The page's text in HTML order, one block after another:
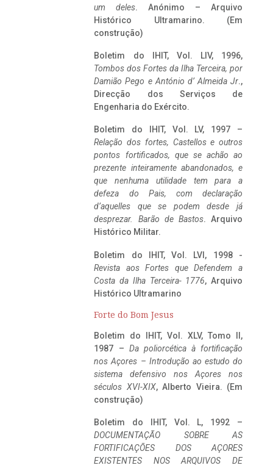
um deles. Anónimo – Arquivo
Histórico Ultramarino. (Em
construção)
Boletim do IHIT, Vol. LIV, 1996,
Tombos dos Fortes da Ilha Terceira, por
Damião Pego e António d’ Almeida Jr.,
Direcção dos Serviços de
Engenharia do Exército.
Boletim do IHIT, Vol. LV, 1997 –
Relação dos fortes, Castellos e outros
pontos fortificados, que se achão ao
prezente inteiramente abandonados, e
que nenhuma utilidade tem para a
defeza do Pais, com declaração
d’aquelles que se podem desde já
desprezar. Barão de Bastos. Arquivo
Histórico Militar.
Boletim do IHIT, Vol. LVI, 1998 -
Revista aos Fortes que Defendem a
Costa da Ilha Terceira- 1776, Arquivo
Histórico Ultramarino
Forte do Bom Jesus
Boletim do IHIT, Vol. XLV, Tomo II,
1987 – Da poliorcética à fortificação
nos Açores – Introdução ao estudo do
sistema defensivo nos Açores nos
séculos XVI-XIX, Alberto Vieira. (Em
construção)
Boletim do IHIT, Vol. L, 1992 –
DOCUMENTAÇÃO SOBRE AS
FORTIFICAÇÕES DOS AÇORES
EXISTENTES NOS ARQUIVOS DE